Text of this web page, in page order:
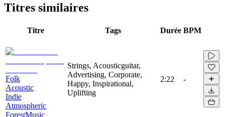
Titres similaires
Titre Tags Durée BPM
Folk
Acoustic
Indie
Atmospheric
ForestMusic
Strings, Acousticguitar,
Advertising, Corporate,
Happy, Inspirational,
Uplifting
2:22 -